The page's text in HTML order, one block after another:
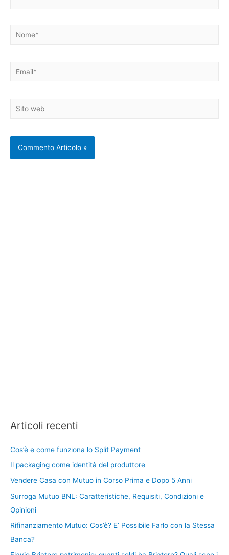
Nome*
Email*
Sito
Articoli recenti
Cos’è e come funziona lo Split Payment
Il packaging come identità del produttore
Vendere Casa con Mutuo in Corso Prima e Dopo 5 Anni
Surroga Mutuo BNL: Caratteristiche, Requisiti, Condizioni e
Opinioni
Rifinanziamento Mutuo: Cos’è? E’ Possibile Farlo con la Stessa
Banca?